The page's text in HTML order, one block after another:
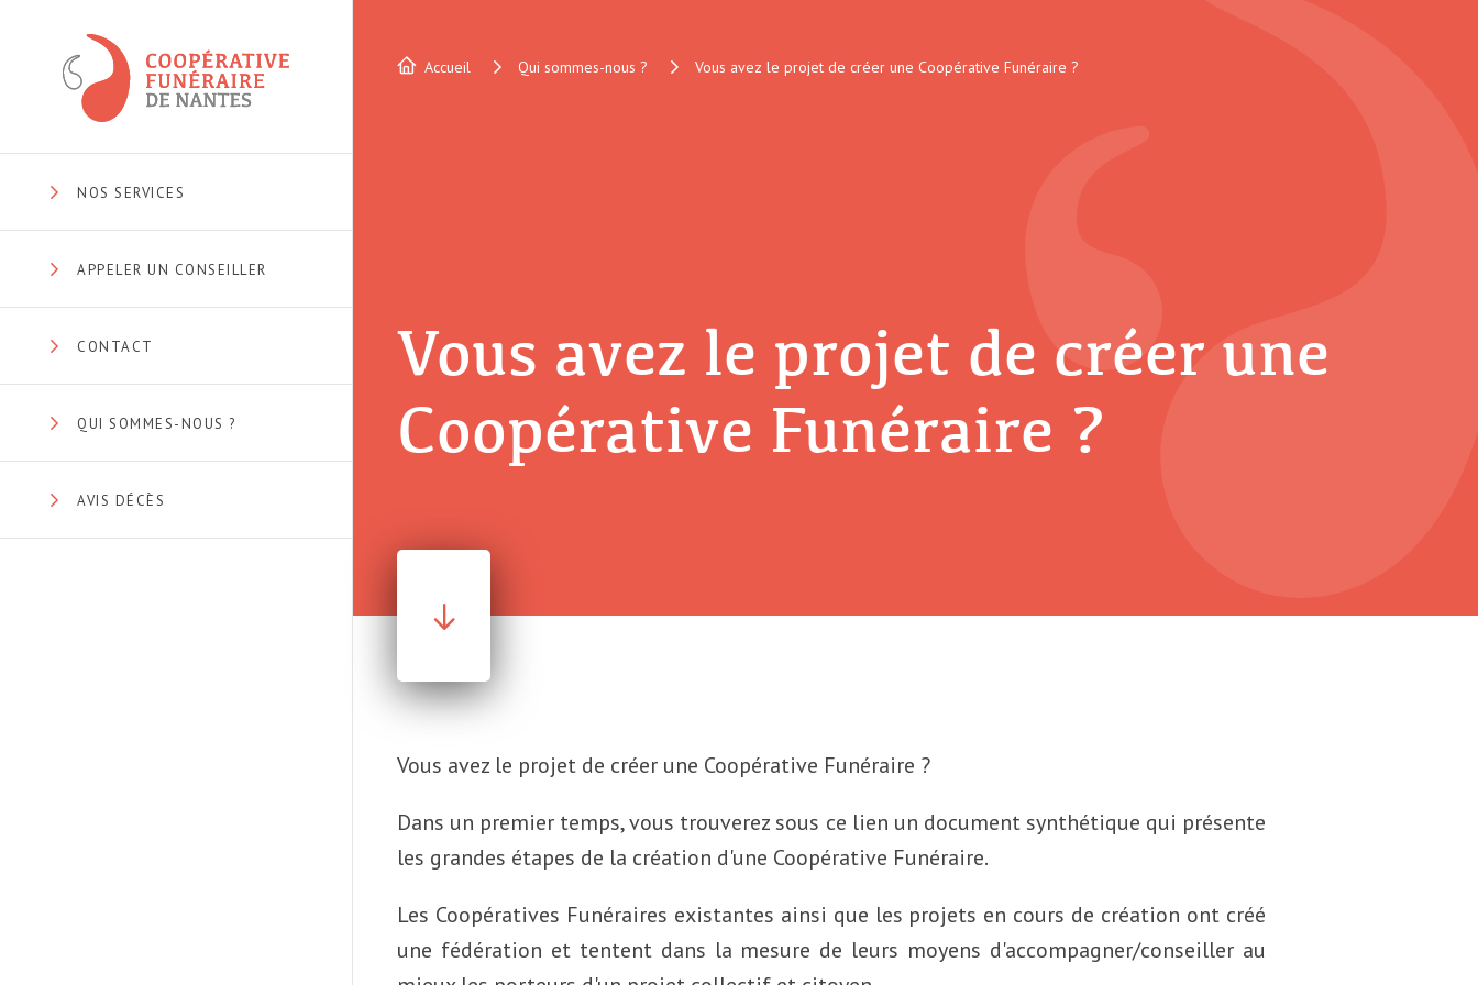
NOS SERVICES
APPELER UN CONSEILLER
CONTACT
QUI SOMMES-NOUS ?
AVIS DÉCÈS
Accueil Qui sommes-nous ? Vous avez le projet de créer une Coopérative Funéraire ?
Vous avez le projet de créer une
Coopérative Funéraire ?
Vous avez le projet de créer une Coopérative Funéraire ?
Dans un premier temps, vous trouverez sous ce lien un document synthétique qui présente
les grandes étapes de la création d'une Coopérative Funéraire.
Les Coopératives Funéraires existantes ainsi que les projets en cours de création ont créé
une fédération et tentent dans la mesure de leurs moyens d'accompagner/conseiller au